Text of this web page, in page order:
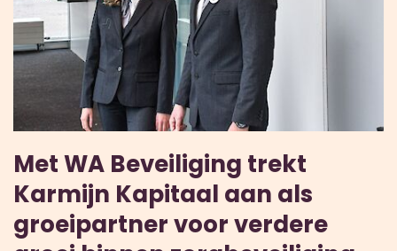
Met WA Beveiliging trekt
Karmijn Kapitaal aan als
groeipartner voor verdere